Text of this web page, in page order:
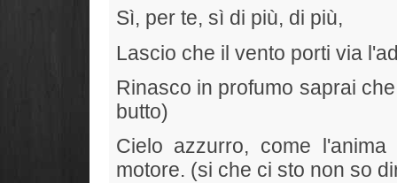
Sì, per te, sì di più, di più,
Lascio che il vento porti via
Rinasco in profumo saprai
butto)
Cielo azzurro, come
motore. (si che ci sto non so